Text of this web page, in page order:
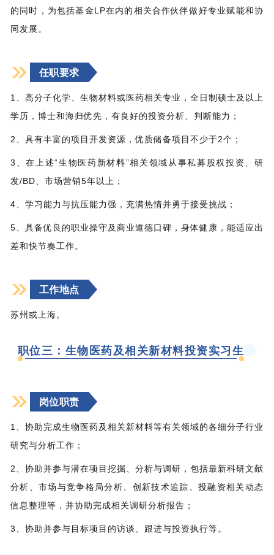
的同时，为包括基金LP在内的相关合作伙伴做好专业赋能和协
同发展。
任职要求
1、高分子化学、生物材料或医药相关专业，全日制硕士及以上
学历，博士和海归优先，有良好的投资分析、判断能力；
2、具有丰富的项目开发资源，优质储备项目不少于2个；
3、在上述“生物医药新材料”相关领域从事私募股权投资、研
发/BD、市场营销5年以上；
4、学习能力与抗压能力强，充满热情并勇于接受挑战；
5、具备优良的职业操守及商业道德口碑，身体健康，能适应出
差和快节奏工作。
工作地点
苏州或上海。
职位三：生物医药及相关新材料投资实习生
岗位职责
1、协助完成生物医药及相关新材料等有关领域的各细分子行业
研究与分析工作；
2、协助并参与潜在项目挖掘、分析与调研，包括最新科研文献
分析、市场与竞争格局分析、创新技术追踪、投融资相关动态
信息整理等，并协助完成相关调研分析报告；
3、协助并参与目标项目的访谈、跟进与投资执行等。